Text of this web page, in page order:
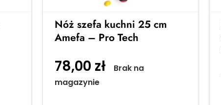
Nóż szefa kuchni 25 cm
Amefa – Pro Tech
78,00 zł
Brak na
magazynie